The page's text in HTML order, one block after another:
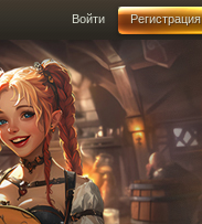
Войти Регистрация